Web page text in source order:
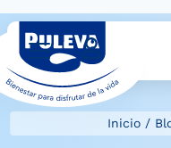
Inicio /